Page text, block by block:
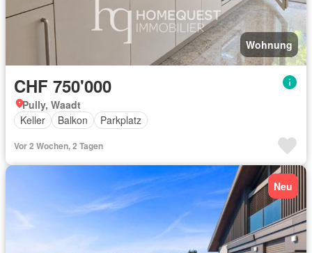
Wohnung
CHF 750'000
Pully, Waadt
Keller
Balkon Parkplatz
Vor 2 Wochen, 2 Tagen
Neu